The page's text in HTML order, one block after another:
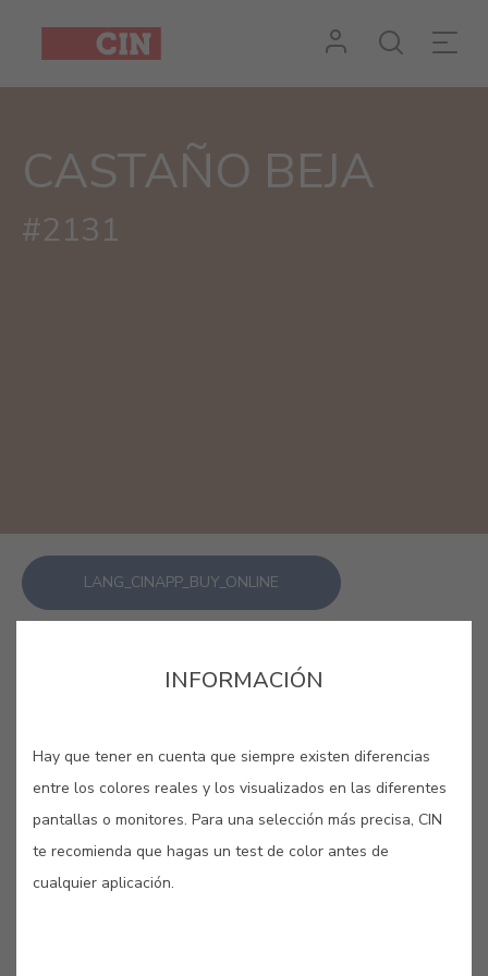
CASTAÑO BEJA
#2131
LANG_CINAPP_BUY_ONLINE
CASTAÑO BEJA #2131
Color ocre oscuro muy utilizado en
INFORMACIÓN
Hay que tener en cuenta que siempre existen diferencias
entre los colores reales y los visualizados en las diferentes
pantallas o monitores. Para una selección más precisa, CIN
te recomienda que hagas un test de color antes de
cualquier aplicación.